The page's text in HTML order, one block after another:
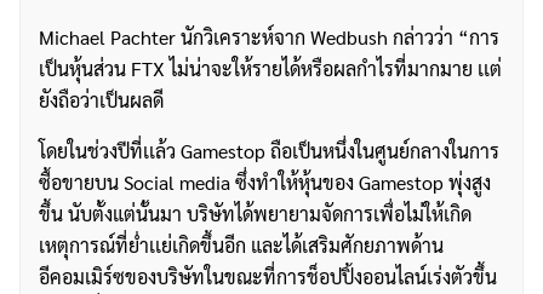
Michael Pachter นักวิเคราะห์จาก Wedbush กล่าวว่า “การ
เป็นหุ้นส่วน FTX ไม่น่าจะให้รายได้หรือผลกำไรที่มากมาย เเต่
ยังถือว่าเป็นผลดี
โดยในช่วงปีที่เเล้ว Gamestop ถือเป็นหนึ่งในศูนย์กลางในการ
ซื้อขายบน Social media ซึ่งทำให้หุ้นของ Gamestop พุ่งสูง
ขึ้น นับตั้งแต่นั้นมา บริษัทได้พยายามจัดการเพื่อไม่ให้เกิด
เหตุการณ์ที่ย่ำเเย่เกิดขึ้นอีก และได้เสริมศักยภาพด้าน
อีคอมเมิร์ซของบริษัทในขณะที่การช็อปปิ้งออนไลน์เร่งตัวขึ้น